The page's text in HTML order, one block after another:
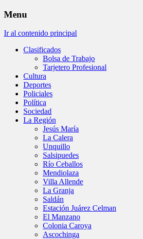
Menu
Ir al contenido principal
Clasificados
Bolsa de Trabajo
Tarjetero Profesional
Cultura
Deportes
Policiales
Política
Sociedad
La Región
Jesús María
La Calera
Unquillo
Salsipuedes
Río Ceballos
Mendiolaza
Villa Allende
La Granja
Saldán
Estación Juárez Celman
El Manzano
Colonia Caroya
Ascochinga